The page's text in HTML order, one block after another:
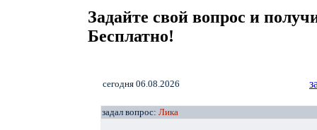
Задайте свой вопрос и
Бесплатно!
cегодня 06.08.2026
задал вопрос: Лика